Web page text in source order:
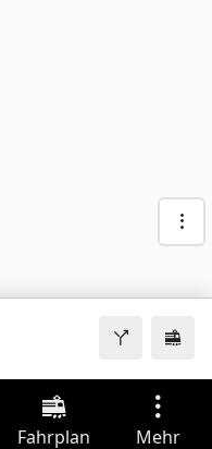
Fahrplan Mehr